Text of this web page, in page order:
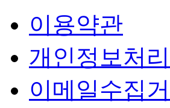
이용약관
개인정보처
이메일수집